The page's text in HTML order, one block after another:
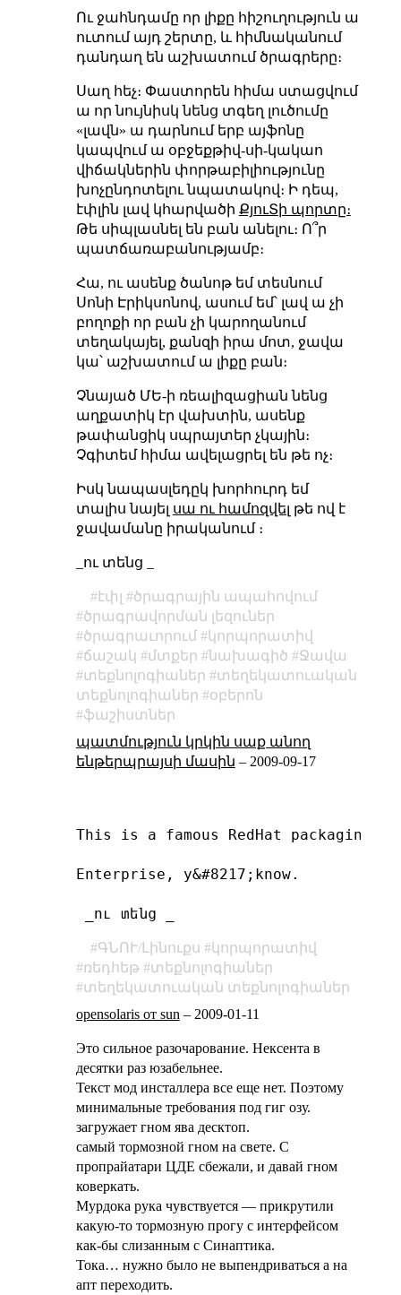
Ու ջահնդամը որ լիքը հիշուղություն ա
ուտում այդ շերտը, և հիմնականում
դանդաղ են աշխատում ծրագրերը։
Սաղ հեչ։ Փաստորեն հիմա ստացվում
ա որ նույնիսկ նենց տգեղ լուծումը
«լավն» ա դարնում երբ այֆոնը
կապվում ա օբջեքթիվ-սի-կակաո
վիճակներին փորթաբիլիությունը
խոչընդոտելու նպատակով։ Ի դեպ,
էփլին լավ կհարվածի ՔյուՏի պորտը։
Թե սիպլասնել են բան անելու։ Ո՞ր
պատճառաբանությամբ։
Հա, ու ասենք ծանոթ եմ տեսնում
Սոնի Էրիկսոնով, ասում եմ՝ լավ ա չի
բողոքի որ բան չի կարողանում
տեղակայել, քանզի իրա մոտ, ջավա
կա՝ աշխատում ա լիքը բան։
Չնայած ՄԵ-ի ռեալիզացիան նենց
աղքատիկ էր վախտին, ասենք
թափանցիկ սպրայտեր չկային։
Չգիտեմ հիմա ավելացրել են թե ոչ։
Իսկ նապասլեդըկ խորհուրդ եմ
տալիս նայել սա ու համոզվել թե ով է
ջավամանը իրականում ։
_ու տենց _
էփլ
ծրագրային ապահովում
ծրագրավորման լեզուներ
ծրագրաւորում
կորպորատիվ
ճաշակ
մտքեր նախագիծ
Ջավա
տեքնոլոգիաներ
տեղեկատուական
տեքնոլոգիաներ
օբերոն
ֆաշիստներ
պատմություն կրկին սաք անող
ենթերպրայսի մասին – 2009-09-17
This is a famous RedHat packaging.
Enterprise, y&#8217;know.
_ու տենց _
ԳՆՈՒ/Լինուքս
կորպորատիվ
ռեդհեթ
տեքնոլոգիաներ
տեղեկատուական տեքնոլոգիաներ
opensolaris от sun – 2009-01-11
Это сильное разочарование. Нексента в
десятки раз юзабельнее.
Текст мод инсталлера все еще нет. Поэтому
минимальные требования под гиг озу.
загружает гном ява десктоп.
самый тормозной гном на свете. С
пропрайатари ЦДЕ сбежали, и давай гном
коверкать.
Мурдока рука чувствуется — прикрутили
какую-то тормозную прогу с интерфейсом
как-бы слизанным с Синаптика.
Тока… нужно было не выпендриваться а на
апт переходить.